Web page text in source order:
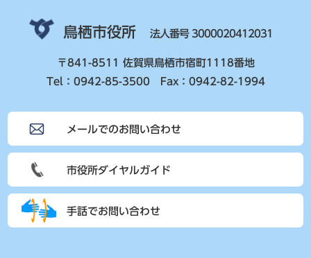
鳥栖市役所 法人番号 3000020412031
〒841-8511 佐賀県鳥栖市宿町1118番地
Tel：0942-85-3500 Fax：0942-82-1994
メールでのお問い合わせ
市役所ダイヤルガイド
手話でお問い合わせ